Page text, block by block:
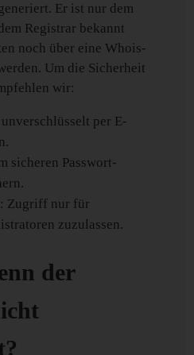
Er ist nur dem
Registrar bekannt
noch über eine Whois-
Um die Sicherheit
wir:
per E-
sicheren Passwort-
Zugriff nur für
zuzulassen.
der